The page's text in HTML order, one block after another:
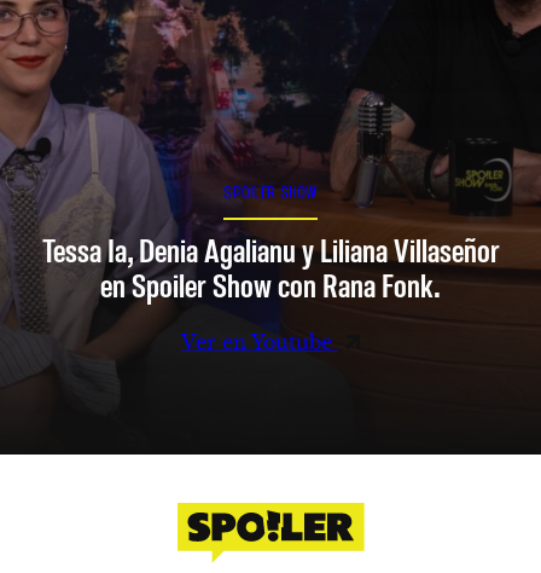
SPOILER SHOW
Tessa Ia, Denia Agalianu y Liliana Villaseñor
en Spoiler Show con Rana Fonk.
Ver en Youtube